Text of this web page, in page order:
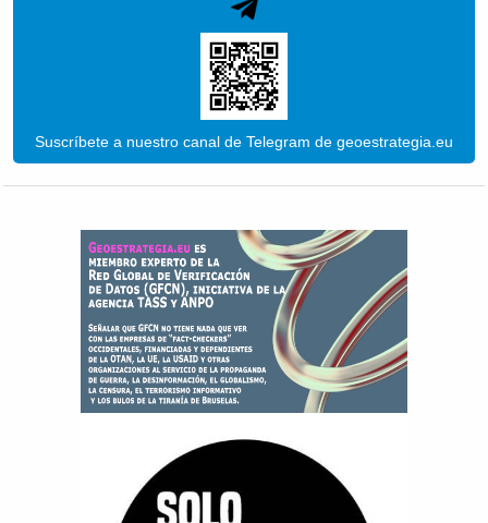
Suscríbete a nuestro canal de Telegram de geoestrategia.eu